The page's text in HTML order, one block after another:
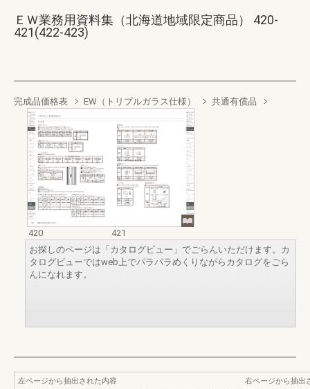
ＥＷ業務用資料集（北海道地域限定商品） 420-
421(422-423)
完成品価格表 EW（トリプルガラス仕様） 共通有償品
420
421
お探しのページは「カタログビュー」でごらんいただけます。カ
タログビューではweb上でパラパラめくりながらカタログをごら
んになれます。
左ページから抽出された内容
右ページから抽出